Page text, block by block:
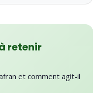
retenir
et comment agit-il